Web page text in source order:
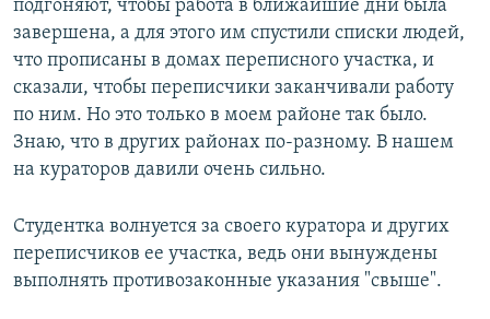
подгоняют, чтобы работа в ближайшие дни была
завершена, а для этого им спустили списки людей,
что прописаны в домах переписного участка, и
сказали, чтобы переписчики заканчивали работу
по ним. Но это только в моем районе так было.
Знаю, что в других районах по-разному. В нашем
на кураторов давили очень сильно.
Студентка волнуется за своего куратора и других
переписчиков ее участка, ведь они вынуждены
выполнять противозаконные указания "свыше".